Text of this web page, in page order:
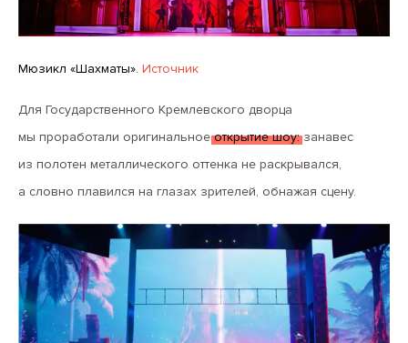
Мюзикл «Шахматы». Источник
Для Государственного Кремлевского дворца
мы проработали оригинальноеоткрытие шоу:занавес
из полотен металлического оттенка не раскрывался,
а словно плавился на глазах зрителей, обнажая сцену.